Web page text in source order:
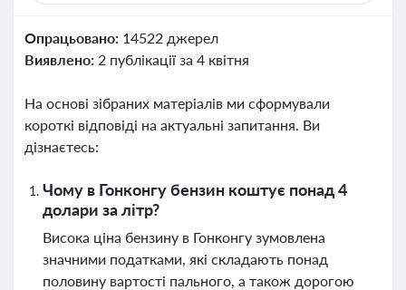
Опрацьовано: 14522 джерел
Виявлено: 2 публікації за 4 квітня
На основі зібраних матеріалів ми сформували
короткі відповіді на актуальні запитання. Ви
дізнаєтесь:
Чому в Гонконгу бензин коштує понад 4
долари за літр?
Висока ціна бензину в Гонконгу зумовлена
значними податками, які складають понад
половину вартості пального, а також дорогою